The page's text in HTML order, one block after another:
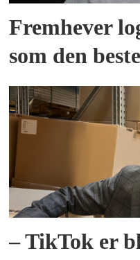
Fremhever
som den
– TikTok er